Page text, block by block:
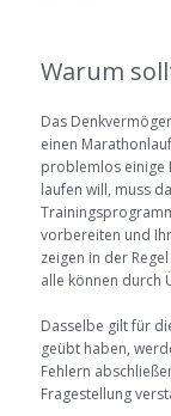
Warum
Das
einen
problemlos einige
laufen will, muss
vorbereiten und
zeigen in der
alle können durch
Dasselbe gilt für
geübt haben,
Fehlern
Fragestellung